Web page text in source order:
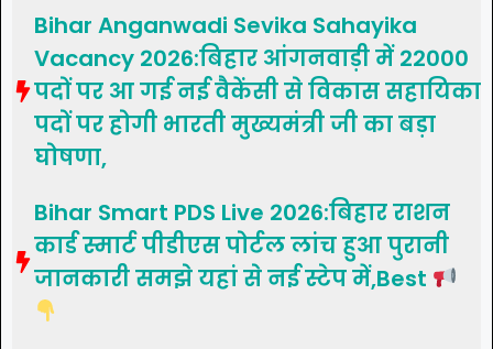
Bihar Anganwadi Sevika Sahayika
Vacancy 2026:बिहार आंगनवाड़ी में 22000
पदों पर आ गई नई वैकेंसी से विकास सहायिका
पदों पर होगी भारती मुख्यमंत्री जी का बड़ा
घोषणा,
Bihar Smart PDS Live 2026:बिहार राशन
कार्ड स्मार्ट पीडीएस पोर्टल लांच हुआ पुरानी
जानकारी समझे यहां से नई स्टेप में,Best